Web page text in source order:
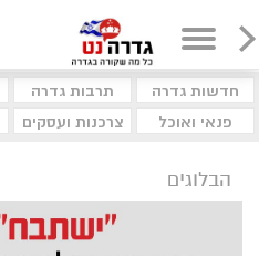
חדשות גדרה תרבות גדרה
פנאי ואוכל
צרכנות ועסקים
הבלוגים